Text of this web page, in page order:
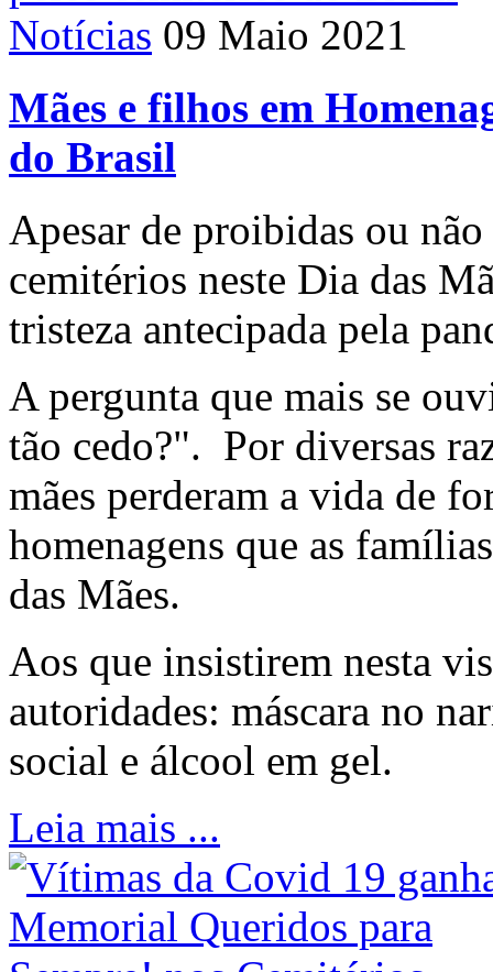
Notícias 09 Maio 2021
Mães e filhos em
do Brasil
Apesar de proibidas ou
cemitérios neste Dia das
tristeza antecipada pela
A pergunta que mais se
tão cedo?". Por diversas
mães perderam a vida de
homenagens que as
das Mães.
Aos que insistirem nesta
autoridades: máscara no
social e álcool em gel.
Leia mais ...